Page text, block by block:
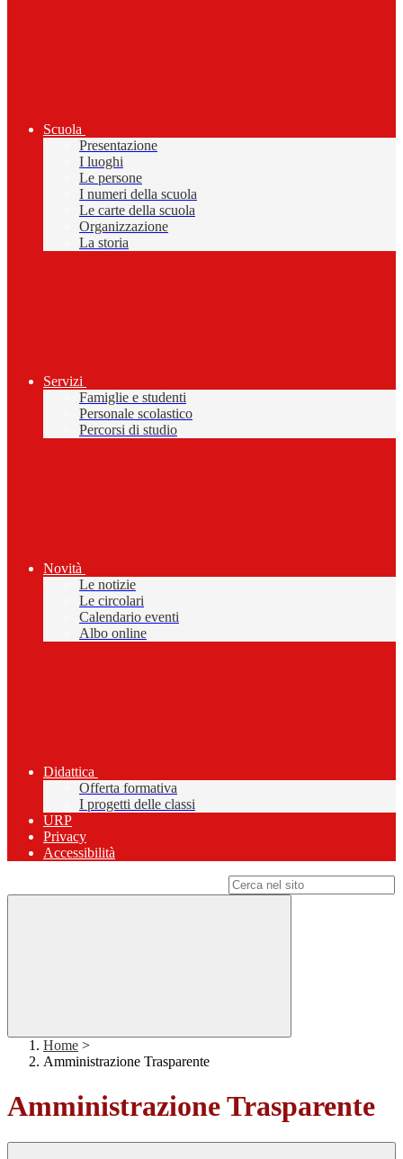
Scuola
Presentazione
I luoghi
Le persone
I numeri della scuola
Le carte della scuola
Organizzazione
La storia
Servizi
Famiglie e studenti
Personale scolastico
Percorsi di studio
Novità
Le notizie
Le circolari
Calendario eventi
Albo online
Didattica
Offerta formativa
I progetti delle classi
URP
Privacy
Accessibilità
Home >
Amministrazione Trasparente
Amministrazione Trasparente